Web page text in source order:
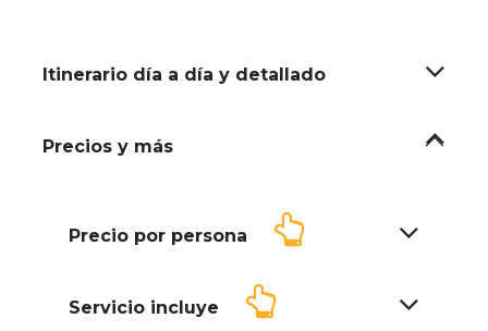
Itinerario día a día y detallado
Precios y más
Precio por persona
Servicio incluye